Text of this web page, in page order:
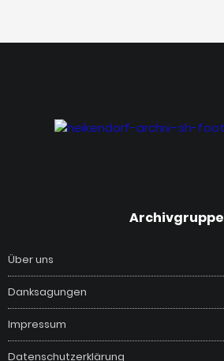
‎Archivgruppe
Über uns
Danksagungen
Impressum
Datenschutzerklärung